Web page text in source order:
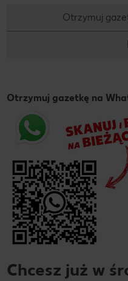
Otrzymuj
Otrzymuj gazetkę na
Chcesz już w